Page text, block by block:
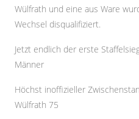
Wülfrath und eine aus Ware
Wechsel disqualifiziert.
Jetzt endlich der erste
Männer
Höchst inoffizieller
Wülfrath 75